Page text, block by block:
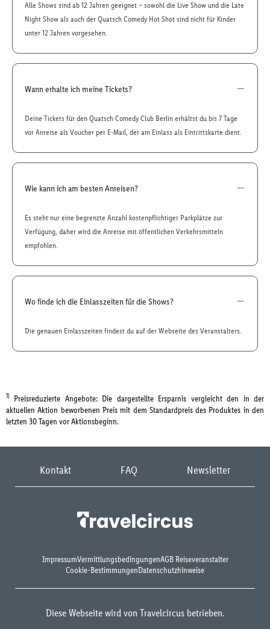
Alle Shows sind ab 12 Jahren geeignet – sowohl die Live Show und die Late
Night Show als auch der Quatsch Comedy Hot Shot sind nicht für Kinder
unter 12 Jahren vorgesehen.
Wann erhalte ich meine Tickets?
Deine Tickets für den Quatsch Comedy Club Berlin erhältst du bis 7 Tage
vor Anreise als Voucher per E-Mail, der am Einlass als Eintrittskarte dient.
Wie kann ich am besten Anreisen?
Es steht nur eine begrenzte Anzahl kostenpflichtiger Parkplätze zur
Verfügung, daher wird die Anreise mit öffentlichen Verkehrsmitteln
empfohlen.
Wo finde ich die Einlasszeiten für die Shows?
Die genauen Einlasszeiten findest du auf der Webseite des Veranstalters.
1) Preisreduzierte Angebote: Die dargestellte Ersparnis vergleicht den in der
aktuellen Aktion beworbenen Preis mit dem Standardpreis des Produktes in den
letzten 30 Tagen vor Aktionsbeginn.
Kontakt FAQ Newsletter
ImpressumVermittlungsbedingungenAGB Reiseveranstalter
Cookie-BestimmungenDatenschutzhinweise
Diese Webseite wird von Travelcircus betrieben.